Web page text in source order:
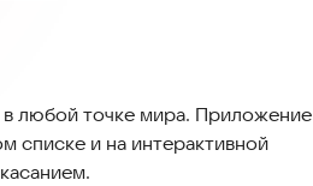
любой точке мира. Приложение
списке и на интерактивной